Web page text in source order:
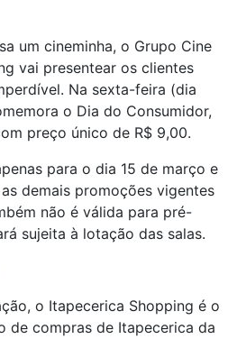
um cineminha, o Grupo Cine
vai presentear os clientes
Na sexta-feira (dia
o Dia do Consumidor,
preço único de R$ 9,00.
para o dia 15 de março e
demais promoções vigentes
não é válida para pré-
sujeita à lotação das salas.
o Itapecerica Shopping é o
de compras de Itapecerica da